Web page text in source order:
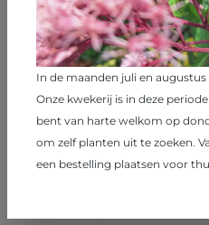
Ajuga reptans
In de maanden juli en
Onze kwekerij is in deze
bent van harte welkom op
om zelf planten uit te zoeken.
een bestelling plaatsen voor